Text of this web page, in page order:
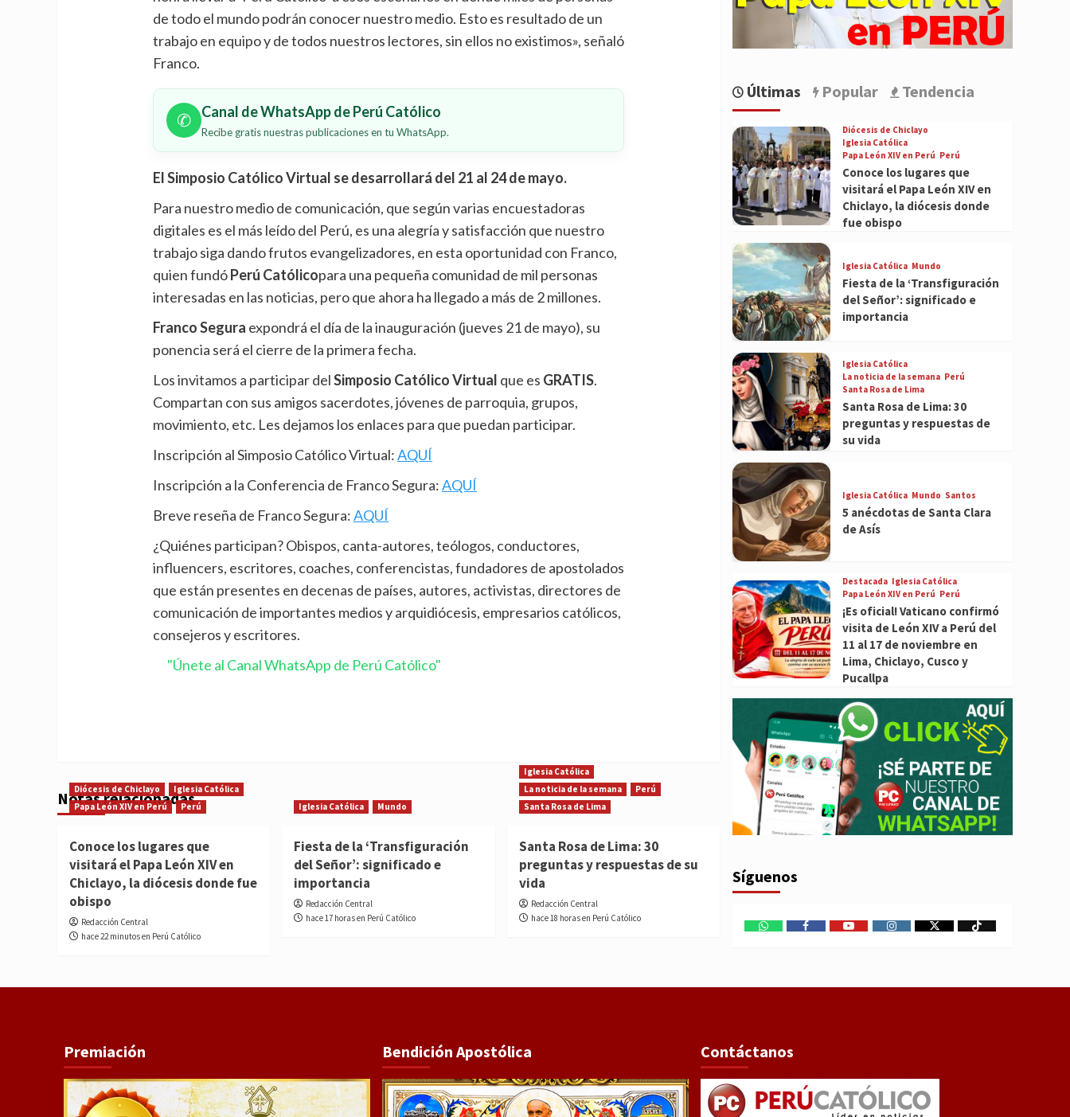
de todo el mundo podrán conocer nuestro medio. Esto es resultado de un
trabajo en equipo y de todos nuestros lectores, sin ellos no existimos», señaló
Franco.
✆ Canal de WhatsApp de Perú Católico
Recibe gratis nuestras publicaciones en tu WhatsApp.
El Simposio Católico Virtual se desarrollará del 21 al 24 de mayo.
Para nuestro medio de comunicación, que según varias encuestadoras
digitales es el más leído del Perú, es una alegría y satisfacción que nuestro
trabajo siga dando frutos evangelizadores, en esta oportunidad con Franco,
quien fundóPerú Católicopara una pequeña comunidad de mil personas
interesadas en las noticias, pero que ahora ha llegado a más de 2 millones.
Franco Segura expondrá el día de la inauguración (jueves 21 de mayo), su
ponencia será el cierre de la primera fecha.
Los invitamos a participar delSimposio Católico Virtual que es GRATIS.
Compartan con sus amigos sacerdotes, jóvenes de parroquia, grupos,
movimiento, etc. Les dejamos los enlaces para que puedan participar.
Inscripción al Simposio Católico Virtual:AQUÍ
Inscripción a la Conferencia de Franco Segura:AQUÍ
Breve reseña de Franco Segura:AQUÍ
¿Quiénes participan? Obispos, canta-autores, teólogos, conductores,
influencers, escritores, coaches, conferencistas, fundadores de apostolados
que están presentes en decenas de países, autores, activistas, directores de
comunicación de importantes medios y arquidiócesis, empresarios católicos,
consejeros y escritores.
"Únete al Canal WhatsApp de Perú Católico"
Notas relacionadas
Diócesis de Chiclayo
Iglesia Católica
Papa León XIV en Perú
Perú
Conoce los lugares que
visitará el Papa León XIV en
Chiclayo, la diócesis donde fue
obispo
Redacción Central
hace 22 minutos en Perú Católico
Iglesia Católica Mundo
Fiesta de la ‘Transfiguración
del Señor’: significado e
importancia
Redacción Central
hace 17 horas en Perú Católico
Iglesia Católica
La noticia de la semana
Perú
Santa Rosa de Lima
Santa Rosa de Lima: 30
preguntas y respuestas de su
vida
Redacción Central
hace 18 horas en Perú Católico
Últimas Popular Tendencia
Diócesis de Chiclayo
Iglesia Católica
Papa León XIV en Perú Perú
Conoce los lugares que
visitará el Papa León XIV en
Chiclayo, la diócesis donde
fue obispo
Iglesia Católica Mundo
Fiesta de la ‘Transfiguración
del Señor’: significado e
importancia
Iglesia Católica
La noticia de la semana Perú
Santa Rosa de Lima
Santa Rosa de Lima: 30
preguntas y respuestas de
su vida
Iglesia Católica Mundo Santos
5 anécdotas de Santa Clara
de Asís
Destacada Iglesia Católica
Papa León XIV en Perú Perú
¡Es oficial! Vaticano confirmó
visita de León XIV a Perú del
11 al 17 de noviembre en
Lima, Chiclayo, Cusco y
Pucallpa
Síguenos
WhatsAppFacebookYoutubeInstagram
X TikTok
Premiación Bendición Apostólica Contáctanos